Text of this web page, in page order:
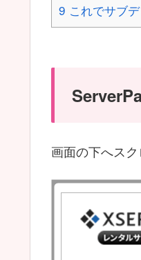
9 これでサブ
画面の下へスク